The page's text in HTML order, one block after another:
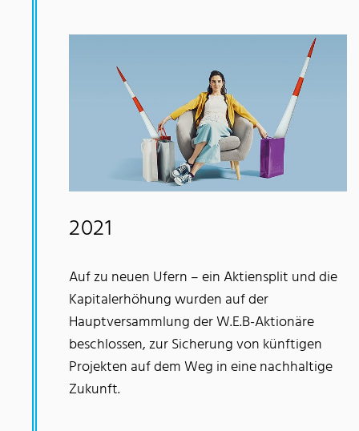
2021
Auf zu neuen Ufern – ein Aktiensplit und die
Kapitalerhöhung wurden auf der
Hauptversammlung der W.E.B-Aktionäre
beschlossen, zur Sicherung von künftigen
Projekten auf dem Weg in eine nachhaltige
Zukunft.